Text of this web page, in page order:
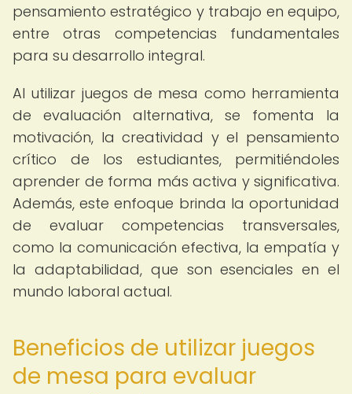
pensamiento estratégico y trabajo en equipo,
entre otras competencias fundamentales
para su desarrollo integral.
Al utilizar juegos de mesa como herramienta
de evaluación alternativa, se fomenta la
motivación, la creatividad y el pensamiento
crítico de los estudiantes, permitiéndoles
aprender de forma más activa y significativa.
Además, este enfoque brinda la oportunidad
de evaluar competencias transversales,
como la comunicación efectiva, la empatía y
la adaptabilidad, que son esenciales en el
mundo laboral actual.
Beneficios de utilizar juegos
de mesa para evaluar